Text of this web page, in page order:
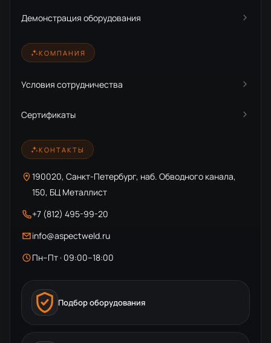
Демонстрация оборудования
КОМПАНИЯ
Условия сотрудничества
Сертификаты
КОНТАКТЫ
190020, Санкт-Петербург, наб. Обводного канала,
150, БЦ Металлист
+7 (812) 495-99-20
info@aspectweld.ru
Пн–Пт · 09:00–18:00
Подбор оборудования